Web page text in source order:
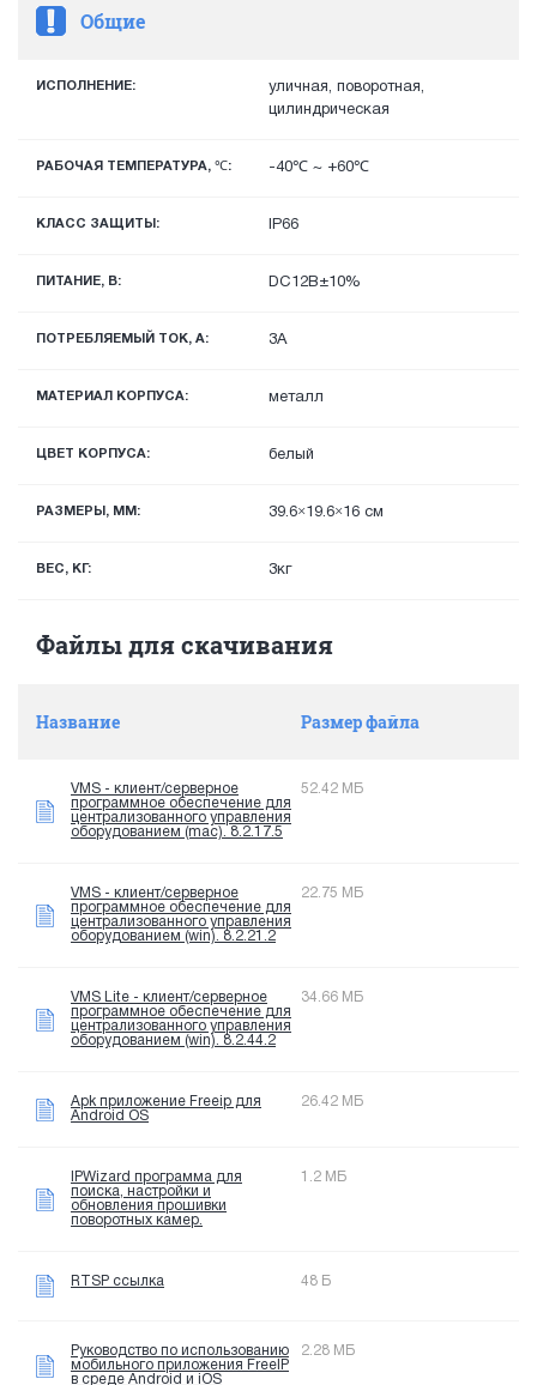
Общие
ИСПОЛНЕНИЕ:
уличная, поворотная,
цилиндрическая
РАБОЧАЯ ТЕМПЕРАТУРА, ℃: -40℃ ~ +60℃
КЛАСС ЗАЩИТЫ: IP66
ПИТАНИЕ, В: DC12В±10%
ПОТРЕБЛЯЕМЫЙ ТОК, А: 3A
МАТЕРИАЛ КОРПУСА: металл
ЦВЕТ КОРПУСА: белый
РАЗМЕРЫ, ММ: 39.6×19.6×16 см
ВЕС, КГ: 3кг
Файлы для скачивания
Название Размер файла
VMS - клиент/серверное
программное обеспечение для
централизованного управления
оборудованием (mac). 8.2.17.5
52.42 МБ
VMS - клиент/серверное
программное обеспечение для
централизованного управления
оборудованием (win). 8.2.21.2
22.75 МБ
VMS Lite - клиент/серверное
программное обеспечение для
централизованного управления
оборудованием (win). 8.2.44.2
34.66 МБ
Apk приложение Freeip для
Android OS
26.42 МБ
IPWizard программа для
поиска, настройки и
обновления прошивки
поворотных камер.
1.2 МБ
RTSP ссылка 48 Б
Руководство по использованию
мобильного приложения FreeIP
в среде Android и iOS
2.28 МБ